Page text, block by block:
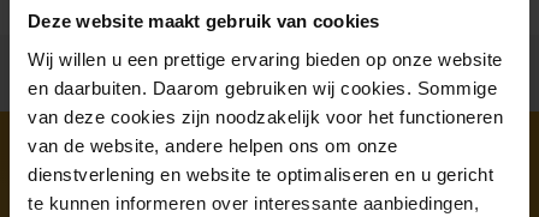
Deze website maakt gebruik van cookies
Wij willen u een prettige ervaring bieden op onze website
en daarbuiten. Daarom gebruiken wij cookies. Sommige
van deze cookies zijn noodzakelijk voor het functioneren
van de website, andere helpen ons om onze
dienstverlening en website te optimaliseren en u gericht
te kunnen informeren over interessante aanbiedingen,
Ontdek meer